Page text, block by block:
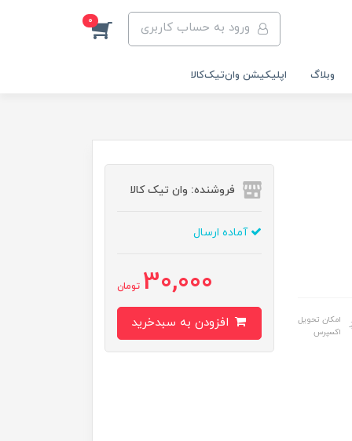
ورود به حساب کاربری 0
وبلاگ اپلیکیشن وان‌تیک‌کالا‌
امکان تحویل
اکسپرس
فروشنده: وان تیک کالا
آماده ارسال
30,000 تومان